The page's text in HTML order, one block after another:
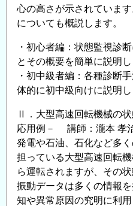
心の高さが示されていま
についても概説します。
・初心者編：状態監視診
とその概要を簡単に説明し
・初中級者編：各種診断
体的に初中級向けに説明し
Ⅱ．大型高速回転機械の
応用例－ 講師：瀧本 孝
発電や石油、石化など多
担っている大型高速回転
ら運転されますが、その
振動データは多くの情報
知や異常原因の究明に利